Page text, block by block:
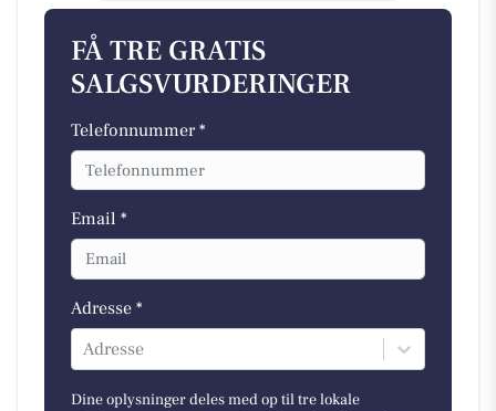
FÅ TRE GRATIS
SALGSVURDERINGER
Telefonnummer *
Email *
Adresse *
Adresse
Dine oplysninger deles med op til tre lokale